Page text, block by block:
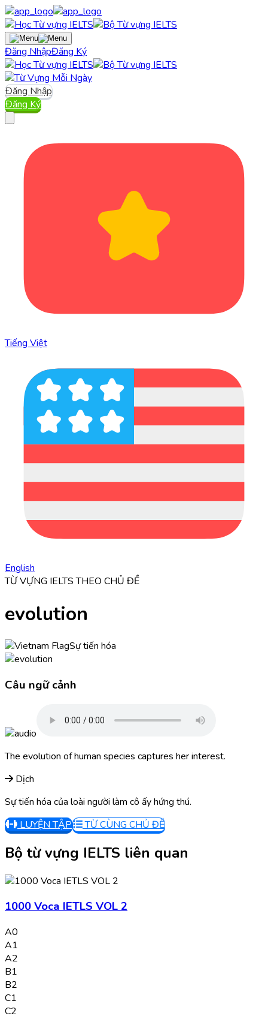
Đăng NhậpĐăng Ký
Đăng Nhập
Đăng Ký
Tiếng Việt
English
TỪ VỰNG IELTS THEO CHỦ ĐỀ
evolution
Sự tiến hóa
Câu ngữ cảnh
The evolution of human species captures her interest.
Dịch
Sự tiến hóa của loài người làm cô ấy hứng thú.
LUYỆN TẬP
TỪ CÙNG CHỦ ĐỀ
Bộ từ vựng IELTS liên quan
1000 Voca IETLS VOL 2
A0
A1
A2
B1
B2
C1
C2